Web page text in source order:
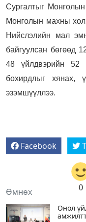
Сургалтыг
Монголын махны
Нийслэлийн мал
байгуулсан бөгөөд
48 үйлдвэрийн 52
бохирдлыг хянах,
эзэмшүүллээ.
Facebook
0
Өмнөх
Онол